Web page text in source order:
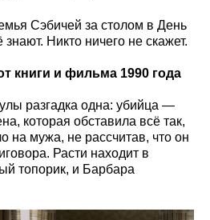
Сэбичей за столом в День
Никто ничего не скажет.
книги и фильма 1990 года
разгадка одна: убийца —
которая обставила всё так,
на мужа, не рассчитав, что он
Расти находит в
топорик, и Барбара